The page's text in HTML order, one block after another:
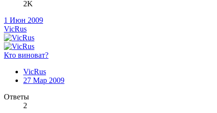
2K
1 Июн 2009
VicRus
Кто виноват?
VicRus
27 Мар 2009
Ответы
2